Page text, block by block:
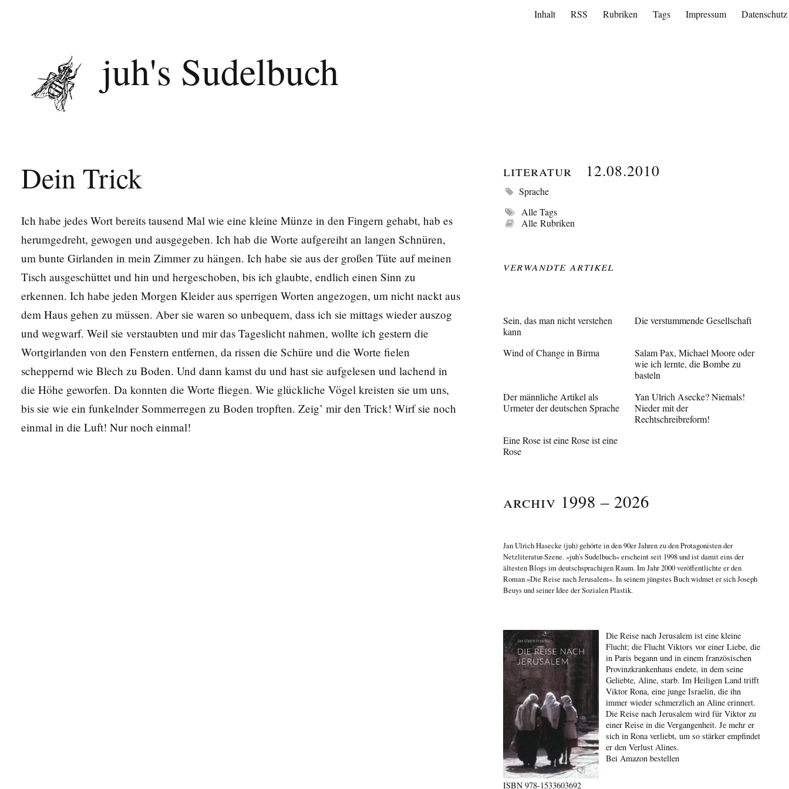
Inhalt RSS Rubriken Tags Impressum Datenschutz
juh's Sudelbuch
Dein Trick
Ich habe jedes Wort bereits tausend Mal wie eine kleine Münze in den Fingern gehabt, hab es
herumgedreht, gewogen und ausgegeben. Ich hab die Worte aufgereiht an langen Schnüren,
um bunte Girlanden in mein Zimmer zu hängen. Ich habe sie aus der großen Tüte auf meinen
Tisch ausgeschüttet und hin und hergeschoben, bis ich glaubte, endlich einen Sinn zu
erkennen. Ich habe jeden Morgen Kleider aus sperrigen Worten angezogen, um nicht nackt aus
dem Haus gehen zu müssen. Aber sie waren so unbequem, dass ich sie mittags wieder auszog
und wegwarf. Weil sie verstaubten und mir das Tageslicht nahmen, wollte ich gestern die
Wortgirlanden von den Fenstern entfernen, da rissen die Schüre und die Worte fielen
scheppernd wie Blech zu Boden. Und dann kamst du und hast sie aufgelesen und lachend in
die Höhe geworfen. Da konnten die Worte fliegen. Wie glückliche Vögel kreisten sie um uns,
bis sie wie ein funkelnder Sommerregen zu Boden tropften. Zeig’ mir den Trick! Wirf sie noch
einmal in die Luft! Nur noch einmal!
Literatur 12.08.2010
Sprache
Alle Tags
Alle Rubriken
Verwandte Artikel
Sein, das man nicht verstehen
kann
Die verstummende Gesellschaft
Wind of Change in Birma
Salam Pax, Michael Moore oder
wie ich lernte, die Bombe zu
basteln
Der männliche Artikel als
Urmeter der deutschen Sprache
Yan Ulrich Asecke? Niemals!
Nieder mit der
Rechtschreibreform!
Eine Rose ist eine Rose ist eine
Rose
Archiv 1998 – 2026
Jan Ulrich Hasecke (juh) gehörte in den 90er Jahren zu den Protagonisten der
Netzliteratur-Szene. »juh's Sudelbuch« erscheint seit 1998 und ist damit eins der
ältesten Blogs im deutschsprachigen Raum. Im Jahr 2000 veröffentlichte er den
Roman»Die Reise nach Jerusalem«. In seinem jüngstes Buch widmet er sichJoseph
Beuys und seiner Idee der Sozialen Plastik.
ISBN978-1533603692
Die Reise nach Jerusalem ist eine kleine
Flucht; die Flucht Viktors vor einer Liebe, die
in Paris begann und in einem französischen
Provinzkrankenhaus endete, in dem seine
Geliebte, Aline, starb. Im Heiligen Land trifft
Viktor Rona, eine junge Israelin, die ihn
immer wieder schmerzlich an Aline erinnert.
Die Reise nach Jerusalem wird für Viktor zu
einer Reise in die Vergangenheit. Je mehr er
sich in Rona verliebt, um so stärker empfindet
er den Verlust Alines.
Bei Amazon bestellen